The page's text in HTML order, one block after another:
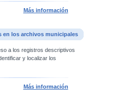
Más información
en los archivos municipales
a los registros descriptivos
y localizar los
Más información